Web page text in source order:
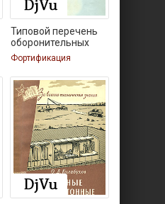
Типовой перечень
оборонительных
Фортификация